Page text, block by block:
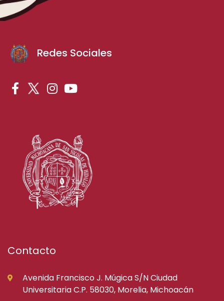
Redes Sociales
Contacto
Avenida Francisco J. Múgica S/N Ciudad
Universitaria C.P. 58030, Morelia, Michoacán